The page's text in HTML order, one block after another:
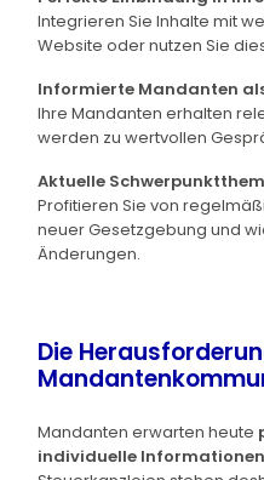
Integrieren Sie Inhalte mit
Website oder nutzen Sie
Informierte Mandanten
Ihre Mandanten erhalten
werden zu wertvollen
Aktuelle
Profitieren Sie von
neuer Gesetzgebung und
Änderungen.
Die
Mandanten erwarten heute
individuelle